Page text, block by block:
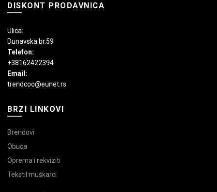
DISKONT PRODAVNICA
Ulica:
Dunavska br.59
Telefon:
+38162422394
Email:
trendcoo@eunet.rs
BRZI LINKOVI
Brendovi
Obuća
Oprema i rekviziti
Tekstil muškarci